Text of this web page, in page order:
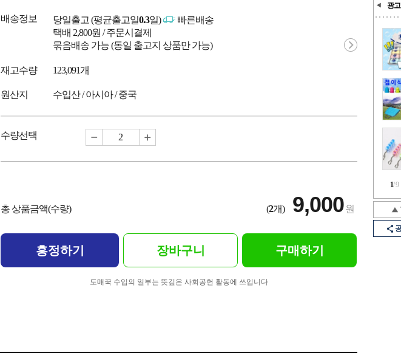
광고
1/9
배송정보 당일출고 (평균출고일0.3일)
빠른배송
택배 2,800원 / 주문시결제
묶음배송 가능 (동일 출고지 상품만 가능)
재고수량 123,091개
원산지 수입산 / 아시아 / 중국
수량선택
총 상품금액(수량) (2개) 9,000원
흥정하기 장바구니 구매하기
도매꾹 수입의 일부는 뜻깊은 사회공헌 활동에 쓰입니다